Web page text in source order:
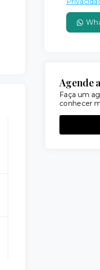
Agende
Faça um
conhecer